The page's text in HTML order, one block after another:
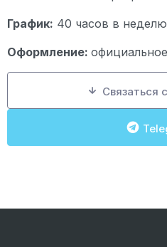
График: 40 часов в неделю
Оформление:
Связаться